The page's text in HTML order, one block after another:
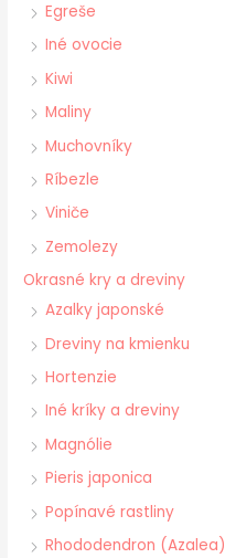
Egreše
Iné ovocie
Kiwi
Maliny
Muchovníky
Ríbezle
Viniče
Zemolezy
Okrasné kry a dreviny
Azalky japonské
Dreviny na kmienku
Hortenzie
Iné kríky a dreviny
Magnólie
Pieris japonica
Popínavé rastliny
Rhododendron (Azalea)